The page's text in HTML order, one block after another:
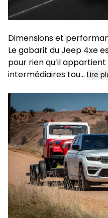
Dimensions et
Le gabarit du Jeep 4xe
pour rien qu’il
intermédiaires tou... Lire